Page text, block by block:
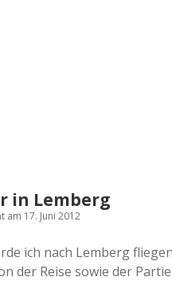
in Lemberg
am 17. Juni 2012
ich nach Lemberg
der Reise sowie der